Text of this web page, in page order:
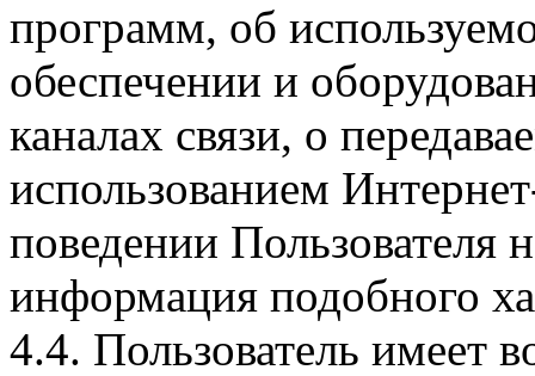
программ, об
обеспечении и
каналах связи, о
использованием
поведении Пользователя
информация подобного
4.4. Пользователь имеет